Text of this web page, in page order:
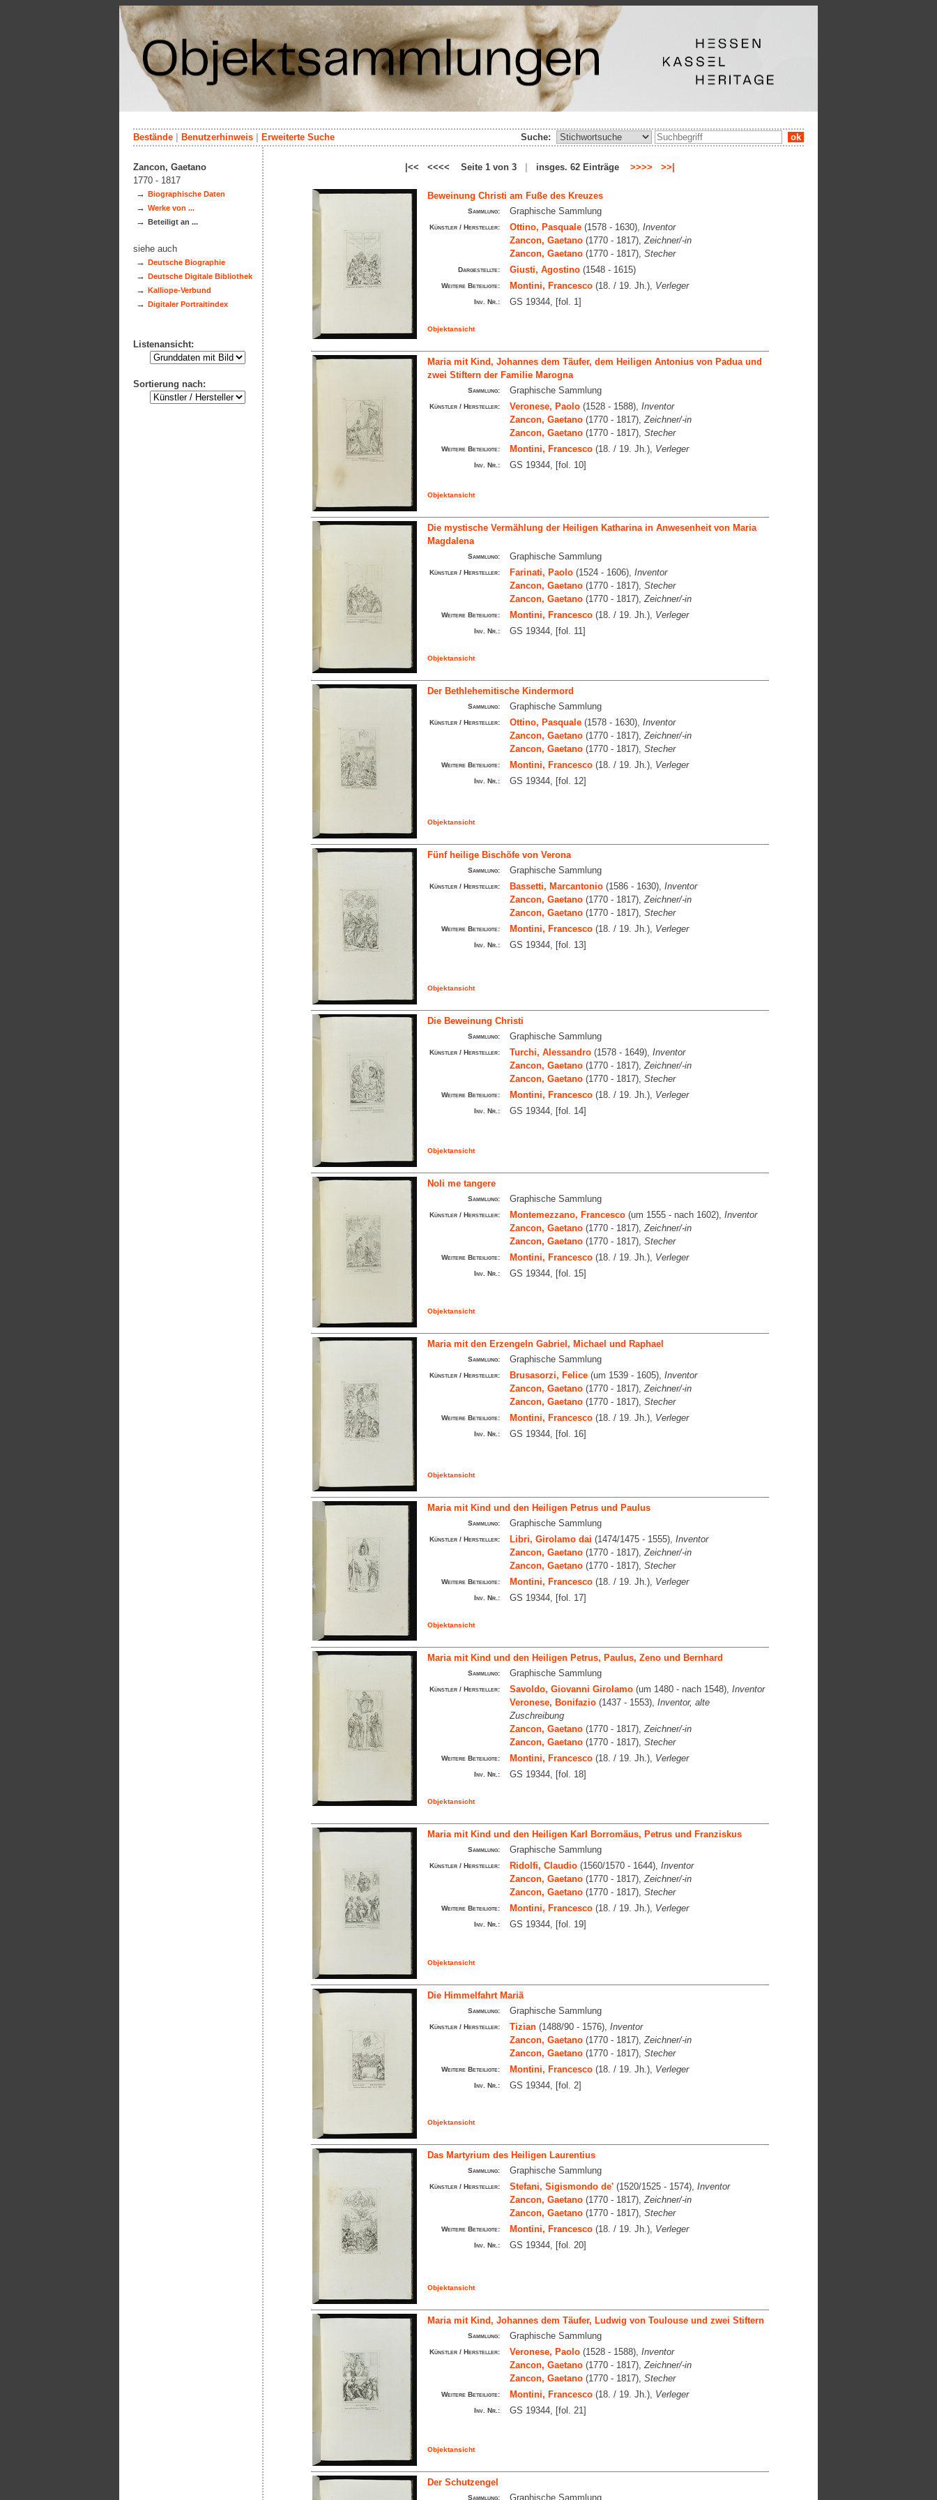
Suche: ok
Bestände Benutzerhinweis Erweiterte Suche
|<< <<<< Seite 1 von 3 insges. 62 Einträge >>>> >>|
Beweinung Christi am Fuße des Kreuzes
Sammlung: Graphische Sammlung
Künstler / Hersteller: Ottino, Pasquale(1578 - 1630), Inventor
Zancon, Gaetano(1770 - 1817),Zeichner/-in
Zancon, Gaetano(1770 - 1817), Stecher
Dargestellte: Giusti, Agostino(1548 - 1615)
Weitere Beteiligte: Montini, Francesco(18. / 19. Jh.), Verleger
Inv. Nr.: GS 19344, [fol. 1]
Objektansicht
Maria mit Kind, Johannes dem Täufer, dem Heiligen Antonius von Padua und
zwei Stiftern der Familie Marogna
Sammlung: Graphische Sammlung
Künstler / Hersteller: Veronese, Paolo(1528 - 1588), Inventor
Zancon, Gaetano(1770 - 1817),Zeichner/-in
Zancon, Gaetano(1770 - 1817), Stecher
Weitere Beteiligte: Montini, Francesco(18. / 19. Jh.), Verleger
Inv. Nr.: GS 19344, [fol. 10]
Objektansicht
Die mystische Vermählung der Heiligen Katharina in Anwesenheit von Maria
Magdalena
Sammlung: Graphische Sammlung
Künstler / Hersteller: Farinati, Paolo(1524 - 1606), Inventor
Zancon, Gaetano(1770 - 1817), Stecher
Zancon, Gaetano(1770 - 1817),Zeichner/-in
Weitere Beteiligte: Montini, Francesco(18. / 19. Jh.), Verleger
Inv. Nr.: GS 19344, [fol. 11]
Objektansicht
Der Bethlehemitische Kindermord
Sammlung: Graphische Sammlung
Künstler / Hersteller: Ottino, Pasquale(1578 - 1630), Inventor
Zancon, Gaetano(1770 - 1817),Zeichner/-in
Zancon, Gaetano(1770 - 1817), Stecher
Weitere Beteiligte: Montini, Francesco(18. / 19. Jh.), Verleger
Inv. Nr.: GS 19344, [fol. 12]
Objektansicht
Fünf heilige Bischöfe von Verona
Sammlung: Graphische Sammlung
Künstler / Hersteller: Bassetti, Marcantonio(1586 - 1630), Inventor
Zancon, Gaetano(1770 - 1817),Zeichner/-in
Zancon, Gaetano(1770 - 1817), Stecher
Weitere Beteiligte: Montini, Francesco(18. / 19. Jh.), Verleger
Inv. Nr.: GS 19344, [fol. 13]
Objektansicht
Die Beweinung Christi
Sammlung: Graphische Sammlung
Künstler / Hersteller: Turchi, Alessandro(1578 - 1649), Inventor
Zancon, Gaetano(1770 - 1817),Zeichner/-in
Zancon, Gaetano(1770 - 1817), Stecher
Weitere Beteiligte: Montini, Francesco(18. / 19. Jh.), Verleger
Inv. Nr.: GS 19344, [fol. 14]
Objektansicht
Noli me tangere
Sammlung: Graphische Sammlung
Künstler / Hersteller: Montemezzano, Francesco(um 1555 - nach 1602), Inventor
Zancon, Gaetano(1770 - 1817),Zeichner/-in
Zancon, Gaetano(1770 - 1817), Stecher
Weitere Beteiligte: Montini, Francesco(18. / 19. Jh.), Verleger
Inv. Nr.: GS 19344, [fol. 15]
Objektansicht
Maria mit den Erzengeln Gabriel, Michael und Raphael
Sammlung: Graphische Sammlung
Künstler / Hersteller: Brusasorzi, Felice(um 1539 - 1605), Inventor
Zancon, Gaetano(1770 - 1817),Zeichner/-in
Zancon, Gaetano(1770 - 1817), Stecher
Weitere Beteiligte: Montini, Francesco(18. / 19. Jh.), Verleger
Inv. Nr.: GS 19344, [fol. 16]
Objektansicht
Maria mit Kind und den Heiligen Petrus und Paulus
Sammlung: Graphische Sammlung
Künstler / Hersteller: Libri, Girolamo dai (1474/1475 - 1555), Inventor
Zancon, Gaetano(1770 - 1817),Zeichner/-in
Zancon, Gaetano(1770 - 1817), Stecher
Weitere Beteiligte: Montini, Francesco(18. / 19. Jh.), Verleger
Inv. Nr.: GS 19344, [fol. 17]
Objektansicht
Maria mit Kind und den Heiligen Petrus, Paulus, Zeno und Bernhard
Sammlung: Graphische Sammlung
Künstler / Hersteller: Savoldo, Giovanni Girolamo(um 1480 - nach 1548), Inventor
Veronese, Bonifazio(1437 - 1553), Inventor, alte
Zuschreibung
Zancon, Gaetano(1770 - 1817),Zeichner/-in
Zancon, Gaetano(1770 - 1817), Stecher
Weitere Beteiligte: Montini, Francesco(18. / 19. Jh.), Verleger
Inv. Nr.: GS 19344, [fol. 18]
Objektansicht
Maria mit Kind und den Heiligen Karl Borromäus, Petrus und Franziskus
Sammlung: Graphische Sammlung
Künstler / Hersteller: Ridolfi, Claudio(1560/1570 - 1644), Inventor
Zancon, Gaetano(1770 - 1817),Zeichner/-in
Zancon, Gaetano(1770 - 1817), Stecher
Weitere Beteiligte: Montini, Francesco(18. / 19. Jh.), Verleger
Inv. Nr.: GS 19344, [fol. 19]
Objektansicht
Die Himmelfahrt Mariä
Sammlung: Graphische Sammlung
Künstler / Hersteller: Tizian(1488/90 - 1576), Inventor
Zancon, Gaetano(1770 - 1817),Zeichner/-in
Zancon, Gaetano(1770 - 1817), Stecher
Weitere Beteiligte: Montini, Francesco(18. / 19. Jh.), Verleger
Inv. Nr.: GS 19344, [fol. 2]
Objektansicht
Das Martyrium des Heiligen Laurentius
Sammlung: Graphische Sammlung
Künstler / Hersteller: Stefani, Sigismondo de'(1520/1525 - 1574), Inventor
Zancon, Gaetano(1770 - 1817),Zeichner/-in
Zancon, Gaetano(1770 - 1817), Stecher
Weitere Beteiligte: Montini, Francesco(18. / 19. Jh.), Verleger
Inv. Nr.: GS 19344, [fol. 20]
Objektansicht
Maria mit Kind, Johannes dem Täufer, Ludwig von Toulouse und zwei Stiftern
Sammlung: Graphische Sammlung
Künstler / Hersteller: Veronese, Paolo(1528 - 1588), Inventor
Zancon, Gaetano(1770 - 1817),Zeichner/-in
Zancon, Gaetano(1770 - 1817), Stecher
Weitere Beteiligte: Montini, Francesco(18. / 19. Jh.), Verleger
Inv. Nr.: GS 19344, [fol. 21]
Objektansicht
Der Schutzengel
Sammlung: Graphische Sammlung
Zancon, Gaetano
1770 - 1817
→ Biographische Daten
→ Werke von ...
→ Beteiligt an ...
siehe auch
→ Deutsche Biographie
→ Deutsche Digitale Bibliothek
→ Kalliope-Verbund
→ Digitaler Portraitindex
Listenansicht:
Sortierung nach: